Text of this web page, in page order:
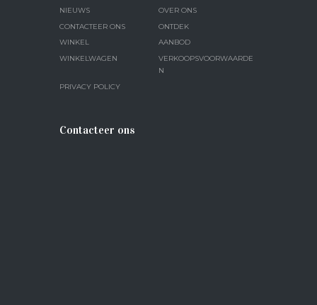
NIEUWS
OVER ONS
CONTACTEER ONS
ONTDEK
WINKEL
AANBOD
WINKELWAGEN
VERKOOPSVOORWAARDE
N
PRIVACY POLICY
Contacteer ons